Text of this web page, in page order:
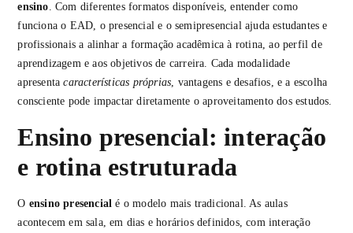
ensino. Com diferentes formatos disponíveis, entender como
funciona o EAD, o presencial e o semipresencial ajuda estudantes e
profissionais a alinhar a formação acadêmica à rotina, ao perfil de
aprendizagem e aos objetivos de carreira. Cada modalidade
apresenta características próprias, vantagens e desafios, e a escolha
consciente pode impactar diretamente o aproveitamento dos estudos.
Ensino presencial: interação
e rotina estruturada
O ensino presencial é o modelo mais tradicional. As aulas
acontecem em sala, em dias e horários definidos, com interação